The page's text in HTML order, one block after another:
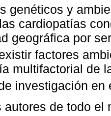
genéticos y
cardiopatías
geográfica por
factores
multifactorial de
investigación en
autores de todo